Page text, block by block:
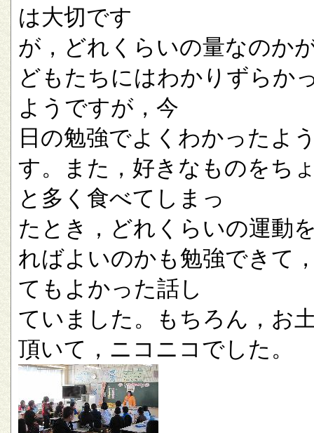
は大切です
が，どれくらいの量なのか
どもたちにはわかりずらか
ようですが，今
日の勉強でよくわかったよ
す。また，好きなものをち
と多く食べてしまっ
たとき，どれくらいの運動
ればよいのかも勉強できて
てもよかった話し
ていました。もちろん，お
頂いて，ニコニコでした。